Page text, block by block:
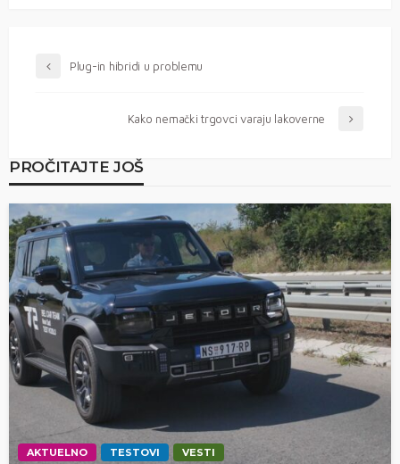
Plug-in hibridi u problemu
Kako nemački trgovci varaju lakoverne
PROČITAJTE JOŠ
AKTUELNO TESTOVI VESTI